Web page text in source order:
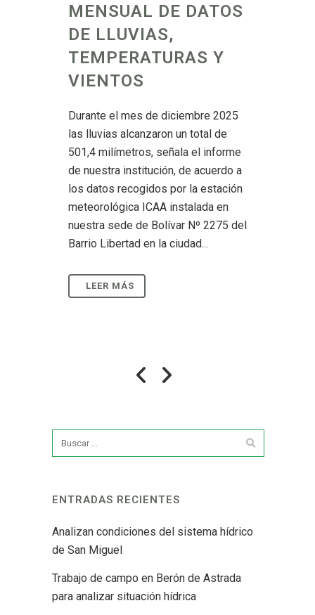
MENSUAL DE DATOS
DE LLUVIAS,
TEMPERATURAS Y
VIENTOS
Durante el mes de diciembre 2025
las lluvias alcanzaron un total de
501,4 milímetros, señala el informe
de nuestra institución, de acuerdo a
los datos recogidos por la estación
meteorológica ICAA instalada en
nuestra sede de Bolívar Nº 2275 del
Barrio Libertad en la ciudad...
ENTRADAS RECIENTES
Analizan condiciones del sistema hídrico
de San Miguel
Trabajo de campo en Berón de Astrada
para analizar situación hídrica